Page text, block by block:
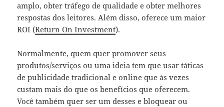
amplo, obter tráfego de qualidade e obter melhores
respostas dos leitores. Além disso, oferece um maior
ROI (Return On Investment).
Normalmente, quem quer promover seus
produtos/serviços ou uma ideia tem que usar táticas
de publicidade tradicional e online que às vezes
custam mais do que os benefícios que oferecem.
Você também quer ser um desses e bloquear ou